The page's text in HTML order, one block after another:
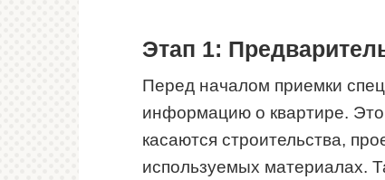
Этап 1:
Перед началом приемки
информацию о квартире.
касаются строительства,
используемых материалах.